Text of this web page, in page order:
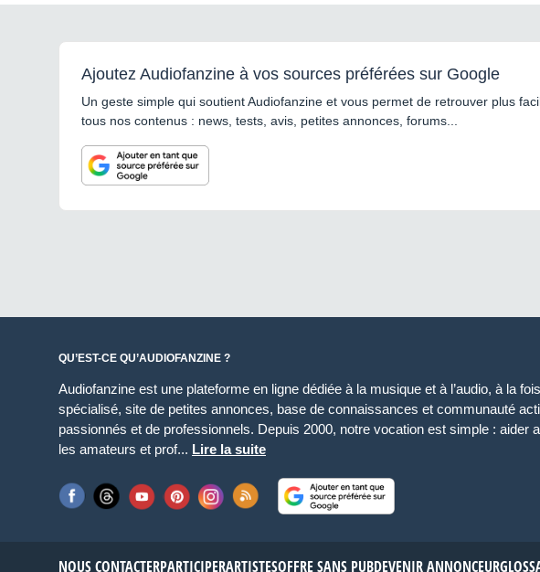
Ajoutez Audiofanzine à vos sources préférées sur Google
Un geste simple qui soutient Audiofanzine et vous permet de retrouver plus
tous nos contenus : news, tests, avis, petites annonces, forums...
QU’EST-CE QU’AUDIOFANZINE ?
Audiofanzine est une plateforme en ligne dédiée à la musique et à l’audio, à la
spécialisé, site de petites annonces, base de connaissances et communauté
passionnés et de professionnels. Depuis 2000, notre vocation est simple : aider
les amateurs et prof... Lire la suite
NOUS CONTACTERPARTICIPERARTISTESOFFRE SANS PUBDEVENIR ANNONCEUR